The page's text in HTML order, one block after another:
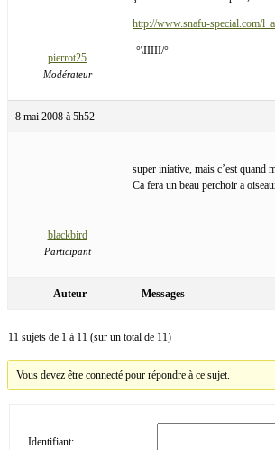
pierrot25
Modérateur
http://www.snafu-special.com/
-°\IIIII/°-
8 mai 2008 à 5h52
blackbird
Participant
super iniative, mais c’est quand
Ca fera un beau perchoir a
Auteur Messages
11 sujets de 1 à 11 (sur un total de 11)
Vous devez être connecté pour répondre à ce sujet.
Identifiant: